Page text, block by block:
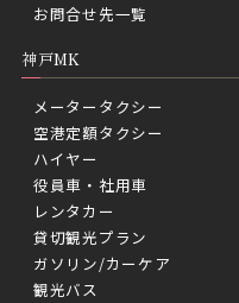
お問合せ先一覧
神戸MK
メータータクシー
空港定額タクシー
ハイヤー
役員車・社用車
レンタカー
貸切観光プラン
ガソリン/カーケア
観光バス